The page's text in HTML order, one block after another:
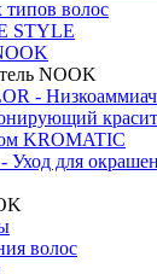
типов волос
STYLE
NOOK
-
KROMATIC
для
волос